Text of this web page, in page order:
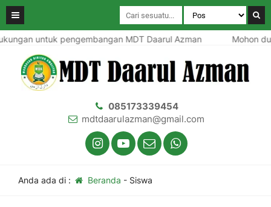
untuk pengembangan MDT Daarul Azman Mohon
085173339454
mdtdaarulazman@gmail.com
Anda ada di : Beranda - Siswa